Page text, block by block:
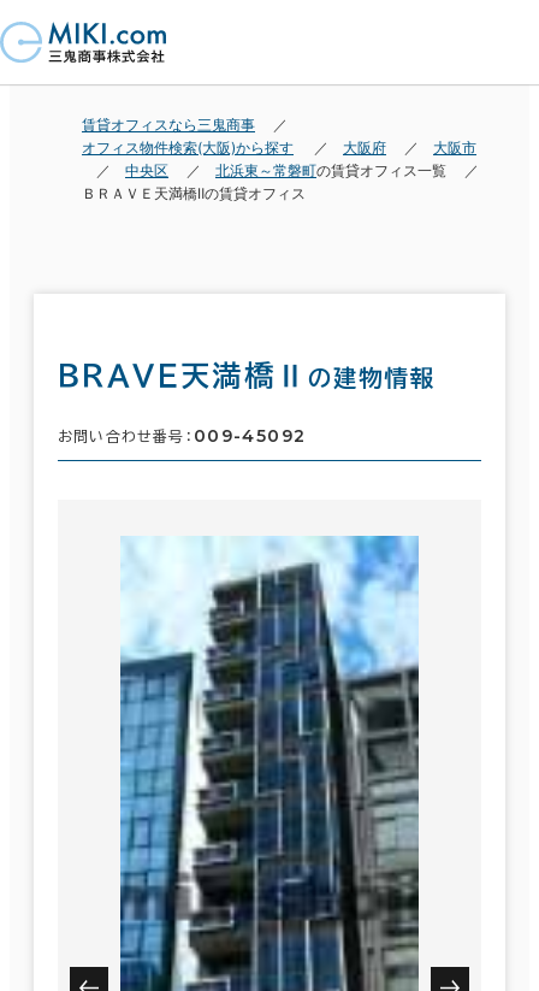
賃貸オフィスなら三鬼商事
オフィス物件検索(大阪)から探す
大阪府
大阪市
中央区
北浜東～常磐町の賃貸オフィス一覧
ＢＲＡＶＥ天満橋Ⅱの賃貸オフィス
ＢＲＡＶＥ天満橋Ⅱ の建物情報
お問い合わせ番号： 009-45092